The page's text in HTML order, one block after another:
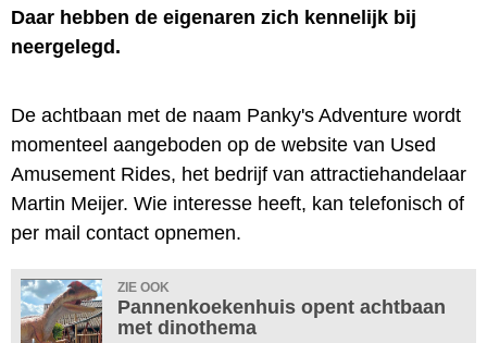
Daar hebben de eigenaren zich kennelijk bij
neergelegd.
De achtbaan met de naam Panky's Adventure wordt
momenteel aangeboden op de website van Used
Amusement Rides, het bedrijf van attractiehandelaar
Martin Meijer. Wie interesse heeft, kan telefonisch of
per mail contact opnemen.
ZIE OOK
Pannenkoekenhuis opent achtbaan
met dinothema